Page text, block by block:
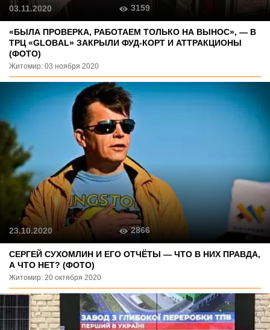
«БЫЛА ПРОВЕРКА, РАБОТАЕМ ТОЛЬКО НА ВЫНОС», — В
ТРЦ «GLOBAL» ЗАКРЫЛИ ФУД-КОРТ И АТТРАКЦИОНЫ
(ФОТО)
Житомир: 03 ноября 2020
03.11.2020 3159
СЕРГЕЙ СУХОМЛИН И ЕГО ОТЧЁТЫ — ЧТО В НИХ ПРАВДА,
А ЧТО НЕТ? (ФОТО)
Житомир: 20 октября 2020
23.10.2020 2866